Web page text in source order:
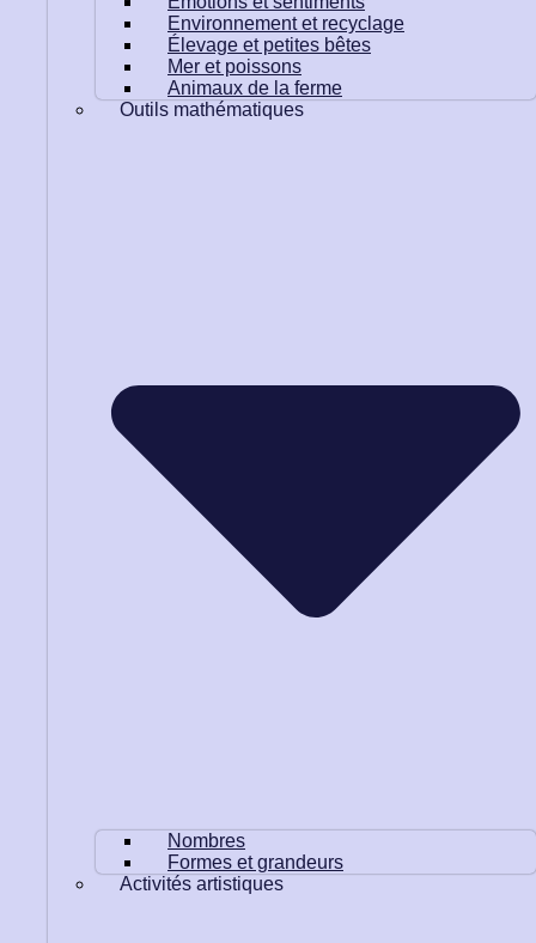
Environnement et recyclage
Élevage et petites bêtes
Mer et poissons
Animaux de la ferme
Outils mathématiques
Nombres
Formes et grandeurs
Activités artistiques